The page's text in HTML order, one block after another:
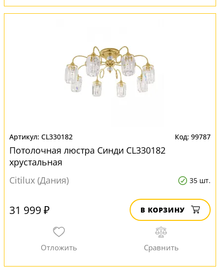
CL330182 99787
Потолочная люстра Синди CL330182
хрустальная
Citilux (Дания)
35 шт.
31 999 ₽ В КОРЗИНУ